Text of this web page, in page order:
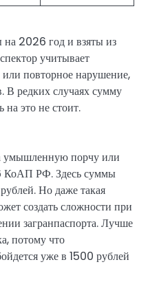
2026 год и взяты из
учитывает
или повторное нарушение,
В редких случаях сумму
на это не стоит.
умышленную порчу или
КоАП РФ. Здесь суммы
Но даже такая
создать сложности при
загранпаспорта. Лучше
потому что
уже в 1500 рублей